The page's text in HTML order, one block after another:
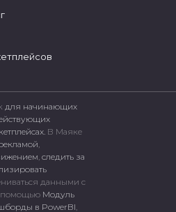
для начинающих
В Маяке
,
, следить за
данными с
помощью Модуль
в PowerBI,